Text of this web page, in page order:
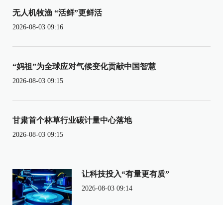
无人机牧渔 “活鲜”更鲜活
2026-08-03 09:16
“妈祖”为全球应对气候变化贡献中国智慧
2026-08-03 09:15
甘肃首个林草行业碳计量中心落地
2026-08-03 09:15
让科技投入“有量更有质”
2026-08-03 09:14